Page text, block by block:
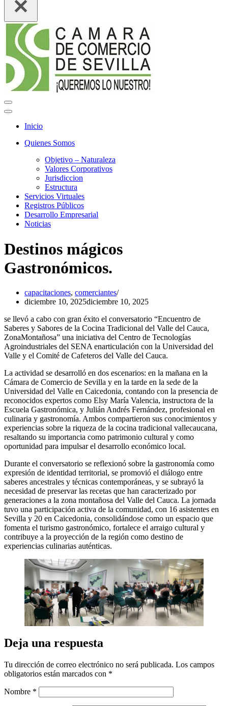
Menú
de
Menú
navegación
Inicio
Quienes Somos
Objetivo – Naturaleza
Valores Corporativos
Jurisdiccion
Estructura
Servicios Virtuales
Registros Públicos
Desarrollo Empresarial
Noticias
Destinos mágicos
Gastronómicos.
capacitaciones, comerciantes
diciembre 10, 2025diciembre 10, 2025
se llevó a cabo con gran éxito el conversatorio “Encuentro de
Saberes y Sabores de la Cocina Tradicional del Valle del Cauca,
ZonaMontañosa” una iniciativa del Centro de Tecnologías
Agroindustriales del SENA enarticulación con la Universidad del
Valle y el Comité de Cafeteros del Valle del Cauca.
La actividad se desarrolló en dos escenarios: en la mañana en la
Cámara de Comercio de Sevilla y en la tarde en la sede de la
Universidad del Valle en Caicedonia, contando con la presencia de
reconocidos expertos como Elsy María Valencia, instructora de la
Escuela Gastronómica, y Julián Andrés Fernández, profesional en
culinaria y gastronomía. Ambos compartieron sus conocimientos y
experiencias sobre la riqueza de la cocina tradicional vallecaucana,
resaltando su importancia como patrimonio cultural y como
oportunidad para impulsar el desarrollo económico local.
Durante el conversatorio se reflexionó sobre la gastronomía como
expresión de identidad territorial, se promovió el diálogo entre
saberes ancestrales y técnicas contemporáneas, y se subrayó la
necesidad de preservar las recetas que han caracterizado por
generaciones a la zona montañosa del Valle del Cauca. La jornada
tuvo una participación activa de la comunidad, con 16 asistentes en
Sevilla y 20 en Caicedonia, consolidándose como un espacio que
fomenta el turismo gastronómico, fortalece el arraigo cultural y
contribuye a la proyección de la región como destino de
experiencias culinarias auténticas.
Deja una respuesta
Tu dirección de correo electrónico no será publicada. Los campos
obligatorios están marcados con *
Nombre *